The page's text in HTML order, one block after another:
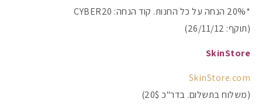
*20% הנחה על כל החנות. קוד הנחה: CYBER20
(תוקף: 26/11/12)
SkinStore
SkinStore.com
(משלוח בתשלום. בדר"כ 20$)